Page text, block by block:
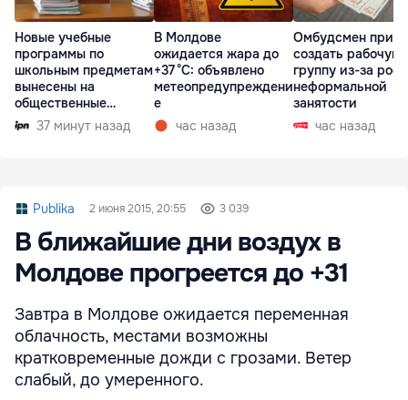
Новые учебные
программы по
школьным предметам
вынесены на
общественные
консультации
37 минут назад
В Молдове
ожидается жара до
+37 °C: объявлено
метеопредупреждени
е
час назад
Омбудсмен
создать рабочую
группу из-за
неформальной
занятости
час назад
Publika 2 июня 2015, 20:55 3 039
В ближайшие дни воздух в
Молдове прогреется до +31
Завтра в Молдове ожидается переменная
облачность, местами возможны
кратковременные дожди с грозами. Ветер
слабый, до умеренного.